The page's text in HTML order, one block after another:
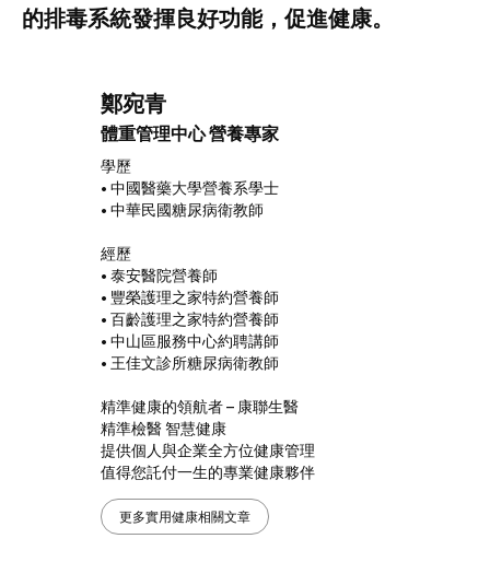
的排毒系統發揮良好功能，促進健康。
鄭宛青
體重管理中心 營養專家
學歷
• 中國醫藥大學營養系學士
• 中華民國糖尿病衛教師
經歷
• 泰安醫院營養師
• 豐榮護理之家特約營養師
• 百齡護理之家特約營養師
• 中山區服務中心約聘講師
• 王佳文診所糖尿病衛教師
精準健康的領航者 – 康聯生醫
精準檢醫 智慧健康
提供個人與企業全方位健康管理
值得您託付一生的專業健康夥伴
更多實用健康相關文章